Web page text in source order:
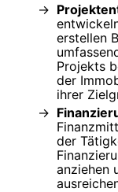
erstellen
Projekts
der
ihrer
der
anziehen